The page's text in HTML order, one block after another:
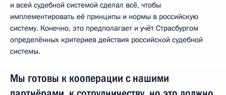
и всей судебной системой сделал всё, чтобы
имплементировать её принципы и нормы в российскую
систему. Конечно, это предполагает и учёт Страсбургом
определённых критериев действия российской судебной
системы.
Мы готовы к кооперации с нашими